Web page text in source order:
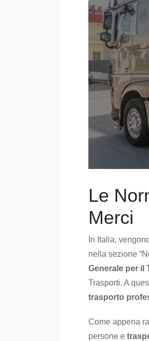
Le
Merci
In Italia,
nella sezione
Generale per il
Trasporti. A
trasporto
Come appena
persone e